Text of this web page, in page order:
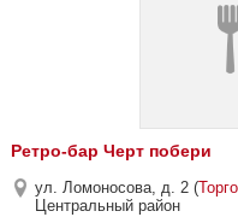
Ретро-бар Черт побери
ул. Ломоносова, д. 2 (
Центральный район